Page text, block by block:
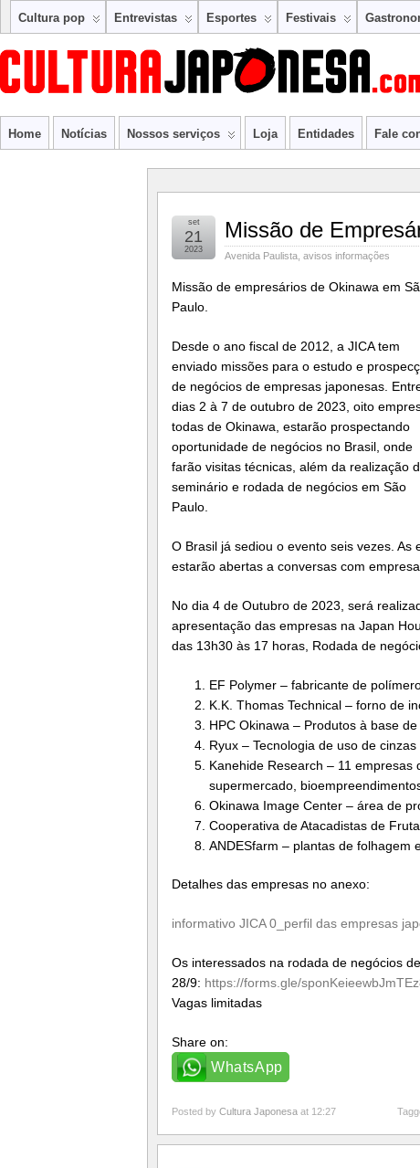
Cultura pop Entrevistas Esportes Festivais
Home Notícias Nossos serviços Loja Entidades Fale
Missão de
Avenida Paulista avisos informações
set
21
2023
Missão de empresários de Okinawa em
Paulo.
Desde o ano fiscal de 2012, a JICA tem
enviado missões para o estudo e
de negócios de empresas japonesas.
dias 2 à 7 de outubro de 2023, oito
todas de Okinawa, estarão prospectando
oportunidade de negócios no Brasil, onde
farão visitas técnicas, além da realização
seminário e rodada de negócios em São
Paulo.
O Brasil já sediou o evento seis vezes.
estarão abertas a conversas com
No dia 4 de Outubro de 2023, será
apresentação das empresas na Japan
das 13h30 às 17 horas, Rodada de
EF Polymer – fabricante de
K.K. Thomas Technical – forno de
HPC Okinawa – Produtos à base
Ryux – Tecnologia de uso de
Kanehide Research – 11 empresas
supermercado,
Okinawa Image Center – área de
Cooperativa de Atacadistas de
ANDESfarm – plantas de folhagem
Detalhes das empresas no anexo:
informativo JICA 0_perfil das empresas
Os interessados na rodada de negócios
28/9: https://forms.gle/
Vagas limitadas
Share on:
WhatsApp
Posted by Cultura Japonesa at 12:27